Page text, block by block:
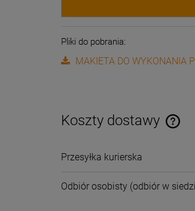
Pliki do pobrania:
MAKIETA DO WYKONANIA
Koszty dostawy
Przesyłka kurierska
Odbiór osobisty (odbiór w